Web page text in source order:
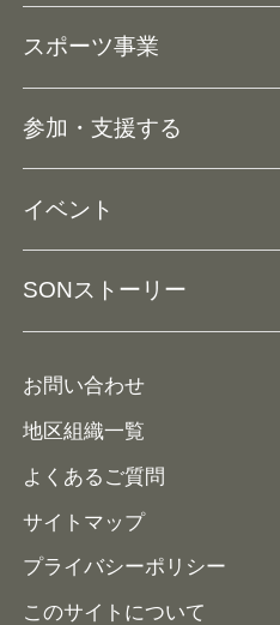
役員等一覧
リソースページ
スポーツ事業
ユニファイドスクール
参加・支援する
コーチとして参加
イベント
ナショナルゲームについて
SONストーリー
メディア
お問い合わせ
地区組織一覧
よくあるご質問
サイトマップ
プライバシーポリシー
このサイトについて